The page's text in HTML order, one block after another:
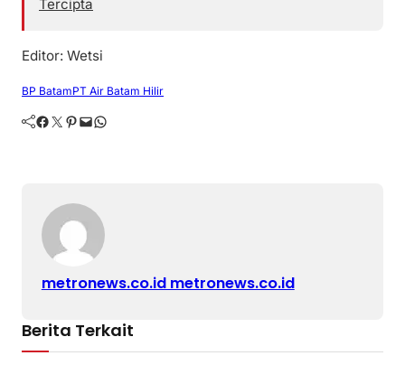
Tercipta
Editor: Wetsi
BP BatamPT Air Batam Hilir
Facebook Twitter Pinterest Mail WhatsApp
metronews.co.id metronews.co.id
Berita Terkait